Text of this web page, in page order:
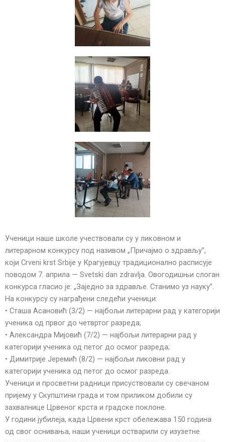
Ученици наше школе учествовали су у ликовном и
литерарном конкурсу под називом „Причајмо о здрављу”,
који Crveni krst Srbije у Крагујевцу традиционално расписује
поводом 7. априла — Svetski dan zdravlja. Овогодишњи слоган
конкурса гласио је: „Заједно за здравље. Станимо уз науку”.
На конкурсу су награђени следећи ученици:
• Сташа Асановић (3/2) — најбољи литерарни рад у категорији
ученика од првог до четвртог разреда;
• Александра Мијовић (7/2) — најбољи литерарни рад у
категорији ученика од петог до осмог разреда;
• Димитрије Јеремић (8/2) — најбољи ликовни рад у
категорији ученика од петог до осмог разреда.
Ученици и просветни радници присуствовали су свечаном
пријему у Скупштини града и том приликом добили су
захвалнице Црвеног крста и градске поклоне.
У години јубилеја, када Црвени крст обележава 150 година
од свог оснивања, наши ученици остварили су изузетне